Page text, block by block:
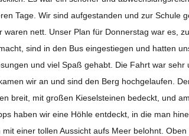
Tage. Wir sind auf­ge­stan­den und zur Schule
waren nett. Unser Plan für Don­ners­tag war es,
sind in den Bus ein­ge­stie­gen und hat­ten
und viel Spaß gehabt. Die Fahrt war sehr
wir an und sind den Berg hoch­ge­lau­fen.
breit, mit gro­ßen Kie­sel­stei­nen bedeckt, und
haben wir eine Höhle ent­deckt, in die man
einer tol­len Aus­sicht aufs Meer belohnt. Oben